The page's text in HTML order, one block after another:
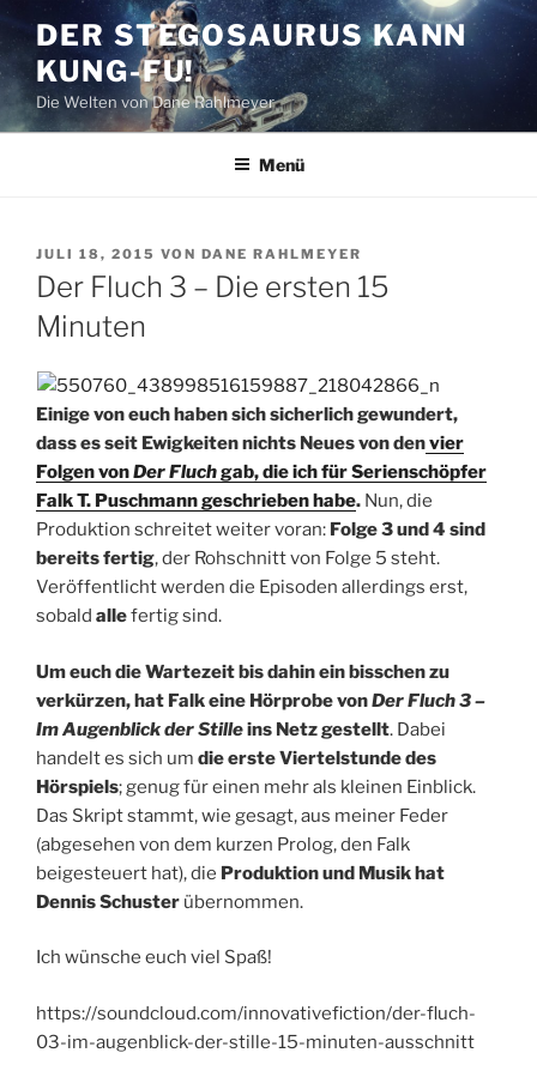
Zum
Inhalt
springen
DER STEGOSAURUS KANN
KUNG-FU!
Die Welten von Dane Rahlmeyer
Menü
VERÖFFENTLICHT
AM
JULI 18, 2015 VON DANE RAHLMEYER
Der Fluch 3 – Die ersten 15
Minuten
Einige von euch haben sich sicherlich gewundert,
dass es seit Ewigkeiten nichts Neues von denvier
Folgen vonDer Fluchgab, die ich für Serienschöpfer
Falk T. Puschmann geschrieben habe. Nun, die
Produktion schreitet weiter voran: Folge 3 und 4 sind
bereits fertig, der Rohschnitt von Folge 5 steht.
Veröffentlicht werden die Episoden allerdings erst,
sobald allefertig sind.
Um euch die Wartezeit bis dahin ein bisschen zu
verkürzen, hat Falk eine Hörprobe vonDer Fluch 3 –
Im Augenblick der Stilleins Netz gestellt. Dabei
handelt es sich um die erste Viertelstunde des
Hörspiels; genug für einen mehr als kleinen Einblick.
Das Skript stammt, wie gesagt, aus meiner Feder
(abgesehen von dem kurzen Prolog, den Falk
beigesteuert hat), die Produktion und Musik hat
Dennis Schuster übernommen.
Ich wünsche euch viel Spaß!
https://soundcloud.com/innovativefiction/der-fluch-
03-im-augenblick-der-stille-15-minuten-ausschnitt